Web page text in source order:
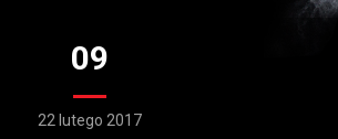
09
22 lutego 2017